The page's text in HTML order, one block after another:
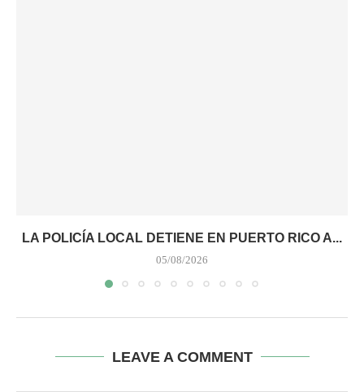
LA POLICÍA LOCAL DETIENE EN PUERTO RICO A...
05/08/2026
LEAVE A COMMENT